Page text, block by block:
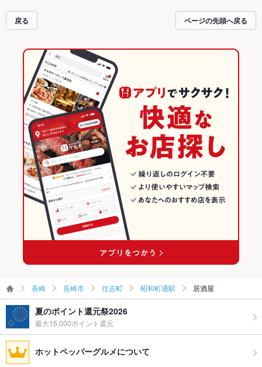
トやパーティーにもお得に便利にホットペッパーグルメをご利用ください。
戻る ページの先頭へ戻る
長崎 長崎市 住吉町 昭和町通駅 居酒屋
夏のポイント還元祭2026
最大15,000ポイント還元
ホットペッパーグルメについて